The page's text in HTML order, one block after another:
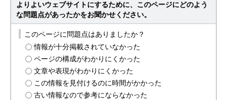
よりよいウェブサイトにするために、このページにどのよう
な問題点があったかをお聞かせください。
このページに問題点はありましたか？
情報が十分掲載されていなかった
ページの構成がわかりにくかった
文章や表現がわかりにくかった
この情報を見付けるのに時間がかかった
古い情報なので参考にならなかった